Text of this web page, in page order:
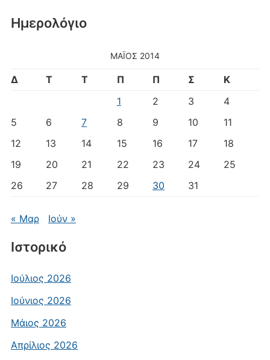
Ημερολόγιο
ΜΆΙΟΣ 2014
Δ Τ Τ Π Π Σ
Κ
1
2 3
4
5
6 7 8 9 10
11
12
13 14 15 16 17
18
19
20 21 22 23 24
25
26
27 28 29 30 31
« Μαρ Ιούν »
Ιστορικό
Ιούλιος 2026
Ιούνιος 2026
Μάιος 2026
Απρίλιος 2026